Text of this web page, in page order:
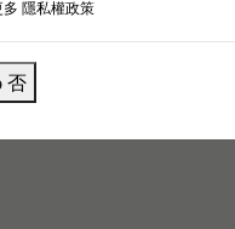
多 隱私權政策
否口感非常光滑，成熟的